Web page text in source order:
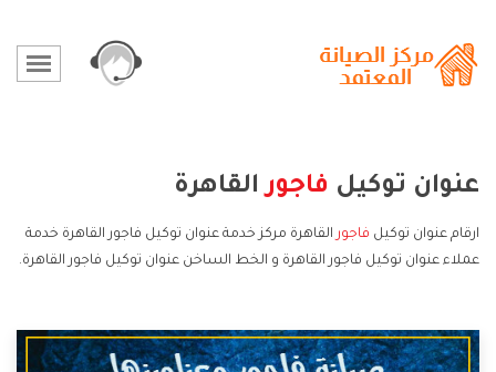
عنوان توكيل فاجورالقاهرة
ارقام عنوان توكيل فاجور القاهرة مركز خدمة عنوان توكيل فاجور القاهرة خدمة
عملاء عنوان توكيل فاجور القاهرة و الخط الساخن عنوان توكيل فاجور القاهرة.